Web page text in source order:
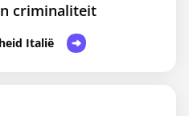
criminaliteit
Italië